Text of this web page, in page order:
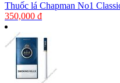
Thuốc lá Chapman No1
350,000 đ